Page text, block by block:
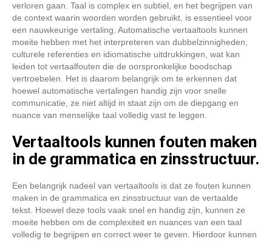
verloren gaan. Taal is complex en subtiel, en het begrijpen van
de context waarin woorden worden gebruikt, is essentieel voor
een nauwkeurige vertaling. Automatische vertaaltools kunnen
moeite hebben met het interpreteren van dubbelzinnigheden,
culturele referenties en idiomatische uitdrukkingen, wat kan
leiden tot vertaalfouten die de oorspronkelijke boodschap
vertroebelen. Het is daarom belangrijk om te erkennen dat
hoewel automatische vertalingen handig zijn voor snelle
communicatie, ze niet altijd in staat zijn om de diepgang en
nuance van menselijke taal volledig vast te leggen.
Vertaaltools kunnen fouten maken
in de grammatica en zinsstructuur.
Een belangrijk nadeel van vertaaltools is dat ze fouten kunnen
maken in de grammatica en zinsstructuur van de vertaalde
tekst. Hoewel deze tools vaak snel en handig zijn, kunnen ze
moeite hebben om de complexiteit en nuances van een taal
volledig te begrijpen en correct weer te geven. Hierdoor kunnen